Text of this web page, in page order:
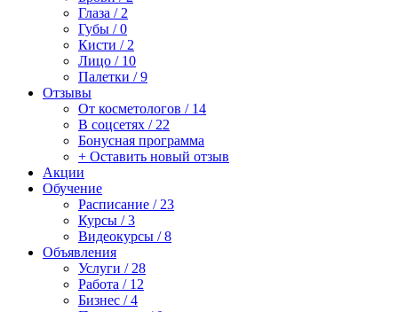
Глаза / 2
Губы / 0
Кисти / 2
Лицо / 10
Палетки / 9
Отзывы
От косметологов / 14
В соцсетях / 22
Бонусная программа
+ Оставить новый отзыв
Акции
Обучение
Расписание / 23
Курсы / 3
Видеокурсы / 8
Объявления
Услуги / 28
Работа / 12
Бизнес / 4